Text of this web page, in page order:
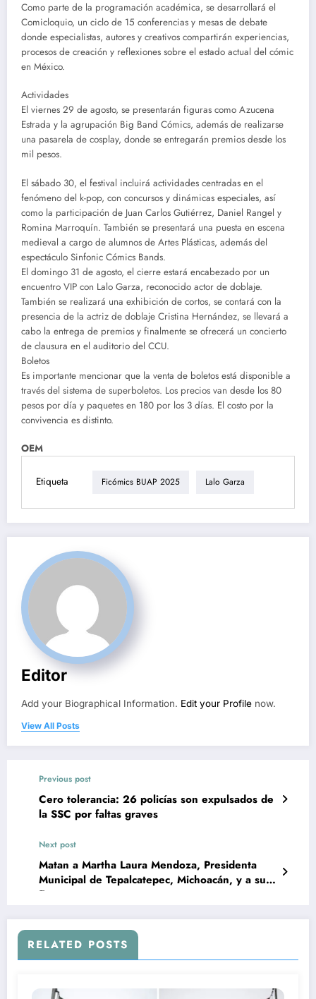
Como parte de la programación académica, se desarrollará el
Comicloquio, un ciclo de 15 conferencias y mesas de debate
donde especialistas, autores y creativos compartirán experiencias,
procesos de creación y reflexiones sobre el estado actual del cómic
en México.
Actividades
El viernes 29 de agosto, se presentarán figuras como Azucena
Estrada y la agrupación Big Band Cómics, además de realizarse
una pasarela de cosplay, donde se entregarán premios desde los
mil pesos.
El sábado 30, el festival incluirá actividades centradas en el
fenómeno del k-pop, con concursos y dinámicas especiales, así
como la participación de Juan Carlos Gutiérrez, Daniel Rangel y
Romina Marroquín. También se presentará una puesta en escena
medieval a cargo de alumnos de Artes Plásticas, además del
espectáculo Sinfonic Cómics Bands.
El domingo 31 de agosto, el cierre estará encabezado por un
encuentro VIP con Lalo Garza, reconocido actor de doblaje.
También se realizará una exhibición de cortos, se contará con la
presencia de la actriz de doblaje Cristina Hernández, se llevará a
cabo la entrega de premios y finalmente se ofrecerá un concierto
de clausura en el auditorio del CCU.
Boletos
Es importante mencionar que la venta de boletos está disponible a
través del sistema de superboletos. Los precios van desde los 80
pesos por día y paquetes en 180 por los 3 días. El costo por la
convivencia es distinto.
OEM
Etiqueta Ficómics BUAP 2025 Lalo Garza
Editor
Add your Biographical Information. Edit your Profile now.
View All Posts
Previous post
Cero tolerancia: 26 policías son expulsados de
la SSC por faltas graves
Next post
Matan a Martha Laura Mendoza, Presidenta
Municipal de Tepalcatepec, Michoacán, y a su
Esposo
RELATED POSTS